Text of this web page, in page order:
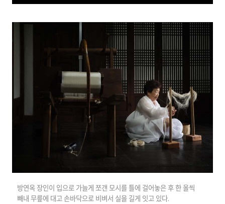
방연옥 장인이 입으로 가늘게 쪼갠 모시를 틀에 걸어놓은 후 한 올씩
빼내 무릎에 대고 손바닥으로 비벼서 실을 길게 잇고 있다.